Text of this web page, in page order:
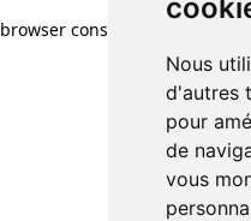
Nous
d'autres
pour
de
vous
browser console for more